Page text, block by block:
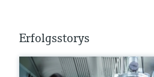
Erfolgsstorys